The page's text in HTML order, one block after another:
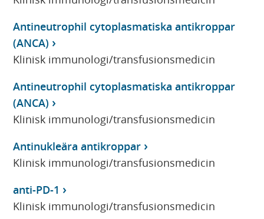
Antineutrophil cytoplasmatiska antikroppar
(ANCA)
Klinisk immunologi/transfusionsmedicin
Antineutrophil cytoplasmatiska antikroppar
(ANCA)
Klinisk immunologi/transfusionsmedicin
Antinukleära antikroppar
Klinisk immunologi/transfusionsmedicin
anti-PD-1
Klinisk immunologi/transfusionsmedicin